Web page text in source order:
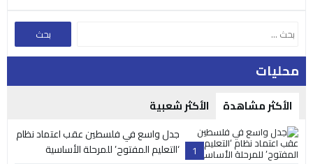
محليات
الأكثر مشاهدة الأكثر شعبية
1
جدل واسع في فلسطين عقب اعتماد نظام
‘التعليم المفتوح’ للمرحلة الأساسية